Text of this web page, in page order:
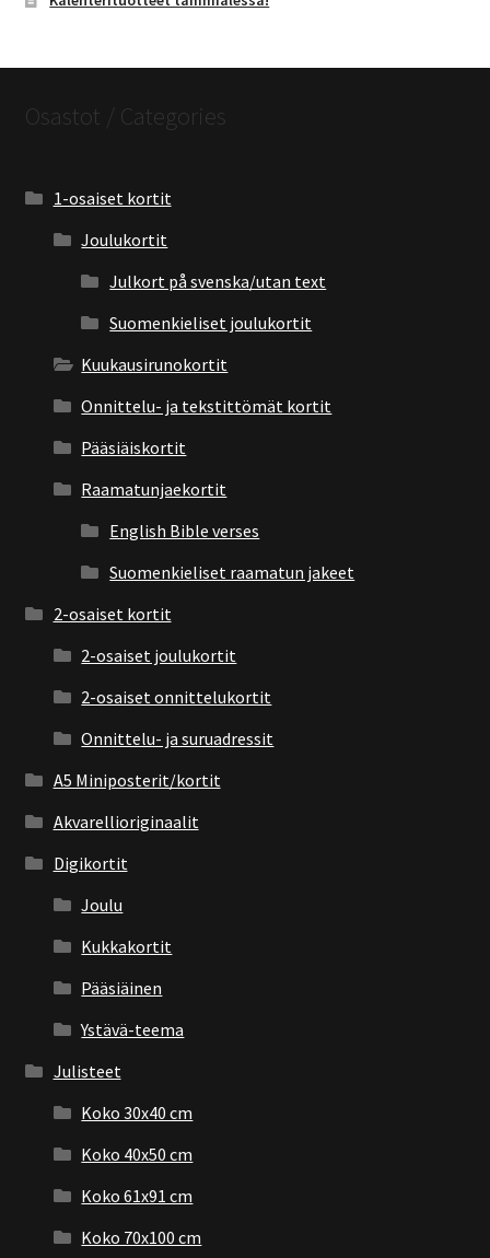
Osastot / Categories
1-osaiset kortit
Joulukortit
Julkort på svenska/utan text
Suomenkieliset joulukortit
Kuukausirunokortit
Onnittelu- ja tekstittömät kortit
Pääsiäiskortit
Raamatunjaekortit
English Bible verses
Suomenkieliset raamatun jakeet
2-osaiset kortit
2-osaiset joulukortit
2-osaiset onnittelukortit
Onnittelu- ja suruadressit
A5 Miniposterit/kortit
Akvarellioriginaalit
Digikortit
Joulu
Kukkakortit
Pääsiäinen
Ystävä-teema
Julisteet
Koko 30x40 cm
Koko 40x50 cm
Koko 61x91 cm
Koko 70x100 cm